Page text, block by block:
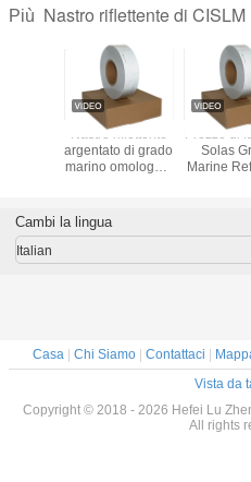
Più Nastro riflettente di CISLM
Grade
Tape
Nastro riflettente
argentato di grado
marino omologato
autoadesivi per
salvagente
Prezzo di
Solas
Marine
Cambi la lingua
Italian
Casa | Chi Siamo | Contattaci |
Vista da
Copyright © 2018 - 2026 Hefei Lu
All rights